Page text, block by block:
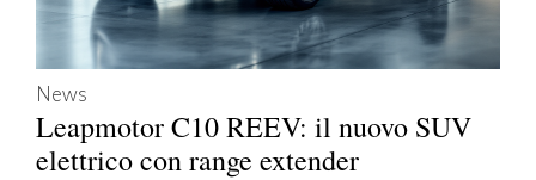
News
Leapmotor C10 REEV: il nuovo SUV
elettrico con range extender